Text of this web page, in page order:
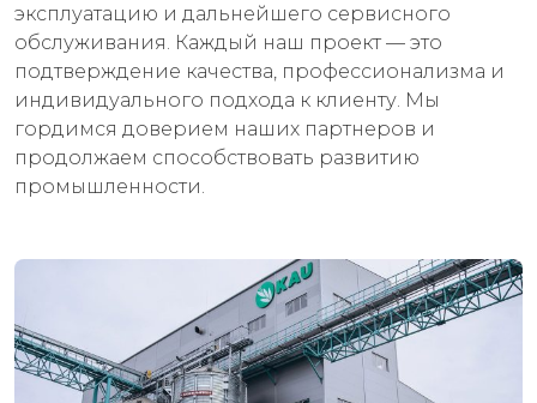
эксплуатацию и дальнейшего сервисного
обслуживания. Каждый наш проект — это
подтверждение качества, профессионализма и
индивидуального подхода к клиенту. Мы
гордимся доверием наших партнеров и
продолжаем способствовать развитию
промышленности.